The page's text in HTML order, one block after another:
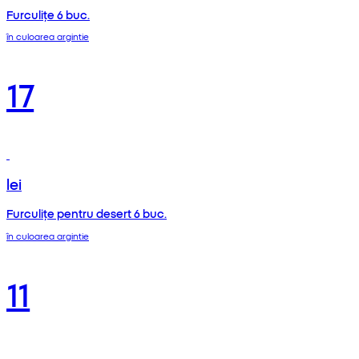
Furculițe 6 buc.
în culoarea argintie
17
lei
Furculițe pentru desert 6 buc.
în culoarea argintie
11